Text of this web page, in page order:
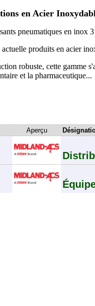
en Acier
pneumatiques en inox
produits en acier
robuste, cette gamme
et la pharmaceutique...
Aperçu